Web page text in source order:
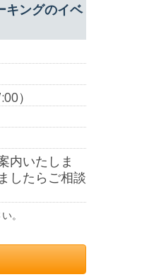
キングのイベ
）
内いたしま
したらご相談
。